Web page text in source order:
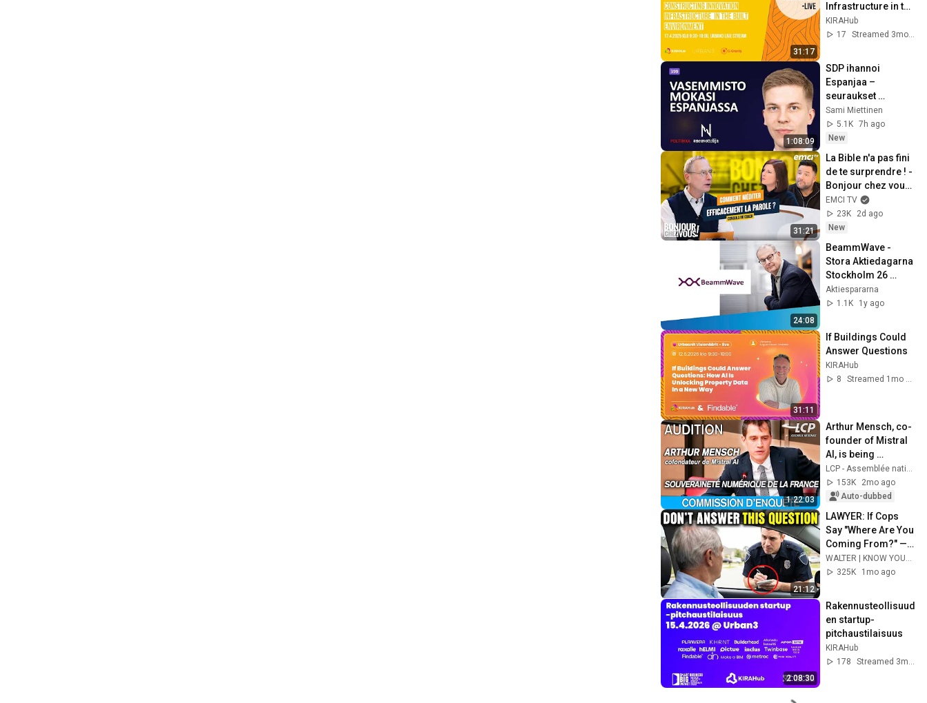
31:17
Infrastructure in the
Built Environment
KIRAHub
17
Streamed 3mo ago
1:08:09
SDP ihannoi
Espanjaa –
seuraukset
vaietaan | Joakim
Vigelius |
Neuvottelija 399
Sami Miettinen
5.1K 7h ago
New
31:21
La Bible n'a pas fini
de te surprendre ! -
Bonjour chez vous !
- Philippe Bak
EMCI TV
23K
2d ago
New
24:08
BeammWave -
Stora Aktiedagarna
Stockholm 26
november 2024
Aktiespararna
1.1K
1y ago
31:11
If Buildings Could
Answer Questions
KIRAHub
8
1:22:03
Arthur Mensch, co-
founder of Mistral
AI, is being
questioned at the
National Assembly
- 12/05/2026
153K
2mo ago
Auto-dubbed
21:12
LAWYER: If Cops
Say "Where Are You
Coming From?" —
Say THIS (One
Sentence)
325K
1mo ago
2:08:30
Rakennusteollisuud
en startup-
pitchaustilaisuus
KIRAHub
178